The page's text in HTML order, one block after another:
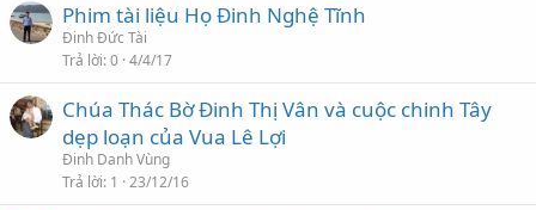
Phim tài liệu Họ Đinh Nghệ Tĩnh
Đinh Đức Tài
Trả lời 0 4/4/17
Chúa Thác Bờ Đinh Thị Vân và cuộc chinh Tây
dẹp loạn của Vua Lê Lợi
Đinh Danh Vùng
Trả lời 1 23/12/16